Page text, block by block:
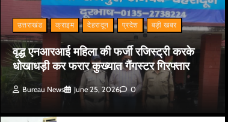
उत्तराखंड क्राइम देहरादून प्रदेश बड़ी खबर
वृद्ध एनआरआई महिला की फर्जी रजिस्ट्री करके
धोखाधड़ी कर फरार कुख्यात गैंगस्टर गिरफ्तार
Bureau News June 25, 2026 0